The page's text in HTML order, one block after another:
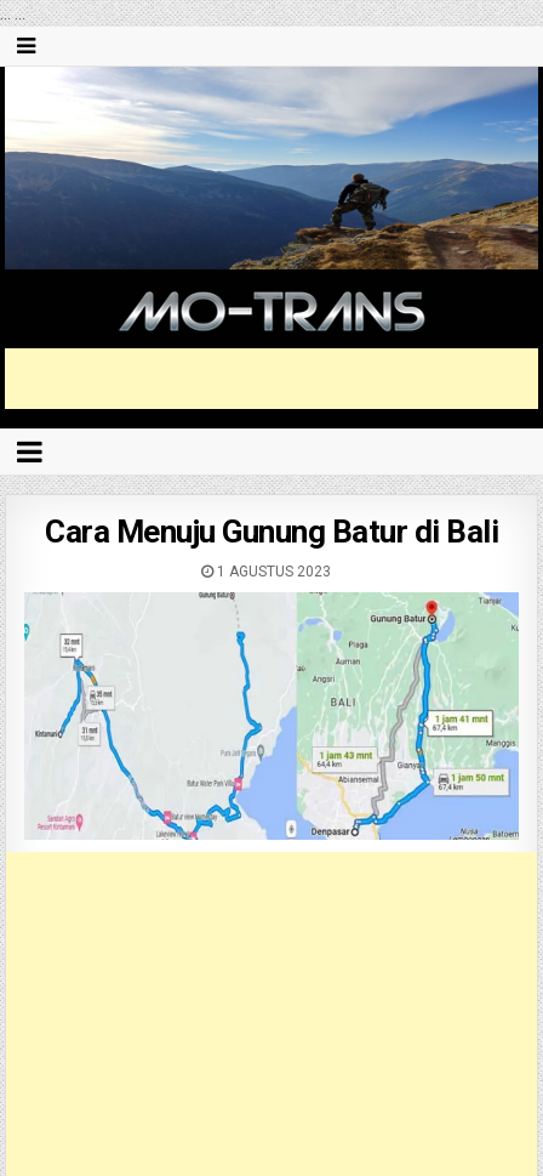
......
Cara Menuju Gunung Batur di Bali
1 AGUSTUS 2023